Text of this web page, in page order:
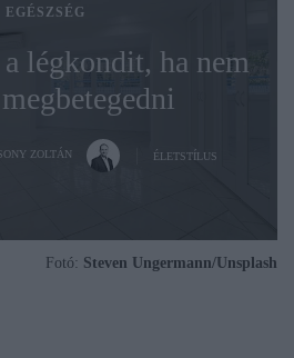
EGÉSZSÉG
légkondit, ha nem
ZOLTÁN ÉLETSTÍLUS
Fotó: Steven Ungermann/Unsplash